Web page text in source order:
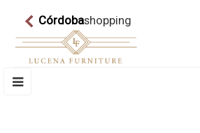
Córdobashopping
Navegación
☰